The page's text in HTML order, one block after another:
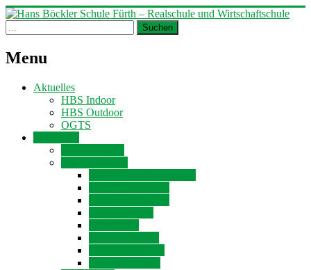
Menu
Aktuelles
HBS Indoor
HBS Outdoor
OGTS